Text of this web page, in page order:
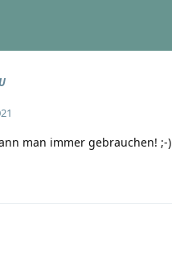
man immer gebrauchen! ;-)